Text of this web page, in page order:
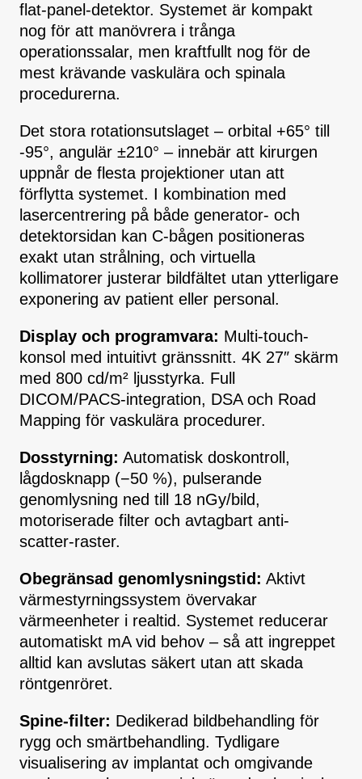
flat-panel-detektor. Systemet är kompakt
nog för att manövrera i trånga
operationssalar, men kraftfullt nog för de
mest krävande vaskulära och spinala
procedurerna.
Det stora rotationsutslaget – orbital +65° till
-95°, angulär ±210° – innebär att kirurgen
uppnår de flesta projektioner utan att
förflytta systemet. I kombination med
lasercentrering på både generator- och
detektorsidan kan C-bågen positioneras
exakt utan strålning, och virtuella
kollimatorer justerar bildfältet utan ytterligare
exponering av patient eller personal.
Display och programvara: Multi-touch-
konsol med intuitivt gränssnitt. 4K 27″ skärm
med 800 cd/m² ljusstyrka. Full
DICOM/PACS-integration, DSA och Road
Mapping för vaskulära procedurer.
Dosstyrning: Automatisk doskontroll,
lågdosknapp (−50 %), pulserande
genomlysning ned till 18 nGy/bild,
motoriserade filter och avtagbart anti-
scatter-raster.
Obegränsad genomlysningstid: Aktivt
värmestyrningssystem övervakar
värmeenheter i realtid. Systemet reducerar
automatiskt mA vid behov – så att ingreppet
alltid kan avslutas säkert utan att skada
röntgenröret.
Spine-filter: Dedikerad bildbehandling för
rygg och smärtbehandling. Tydligare
visualisering av implantat och omgivande